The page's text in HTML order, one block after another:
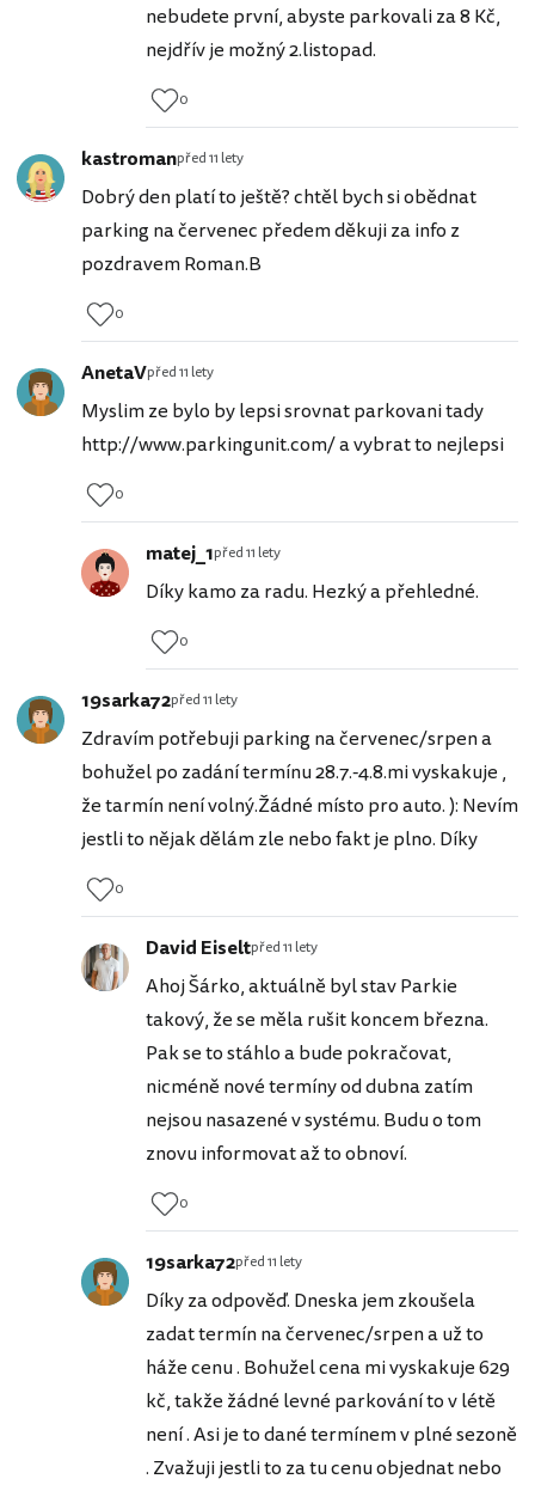
nebudete první, abyste parkovali za 8 Kč,
nejdřív je možný 2.listopad.
0
kastromanpřed 11 lety
Dobrý den platí to ještě? chtěl bych si obědnat
parking na červenec předem děkuji za info z
pozdravem Roman.B
0
AnetaVpřed 11 lety
Myslim ze bylo by lepsi srovnat parkovani tady
http://www.parkingunit.com/ a vybrat to nejlepsi
0
matej_1před 11 lety
Díky kamo za radu. Hezký a přehledné.
0
19sarka72před 11 lety
Zdravím potřebuji parking na červenec/srpen a
bohužel po zadání termínu 28.7.-4.8.mi vyskakuje ,
že tarmín není volný.Žádné místo pro auto. ): Nevím
jestli to nějak dělám zle nebo fakt je plno. Díky
0
David Eiseltpřed 11 lety
Ahoj Šárko, aktuálně byl stav Parkie
takový, že se měla rušit koncem března.
Pak se to stáhlo a bude pokračovat,
nicméně nové termíny od dubna zatím
nejsou nasazené v systému. Budu o tom
znovu informovat až to obnoví.
0
19sarka72před 11 lety
Díky za odpověď. Dneska jem zkoušela
zadat termín na červenec/srpen a už to
háže cenu . Bohužel cena mi vyskakuje 629
kč, takže žádné levné parkování to v létě
není . Asi je to dané termínem v plné sezoně
. Zvažuji jestli to za tu cenu objednat nebo